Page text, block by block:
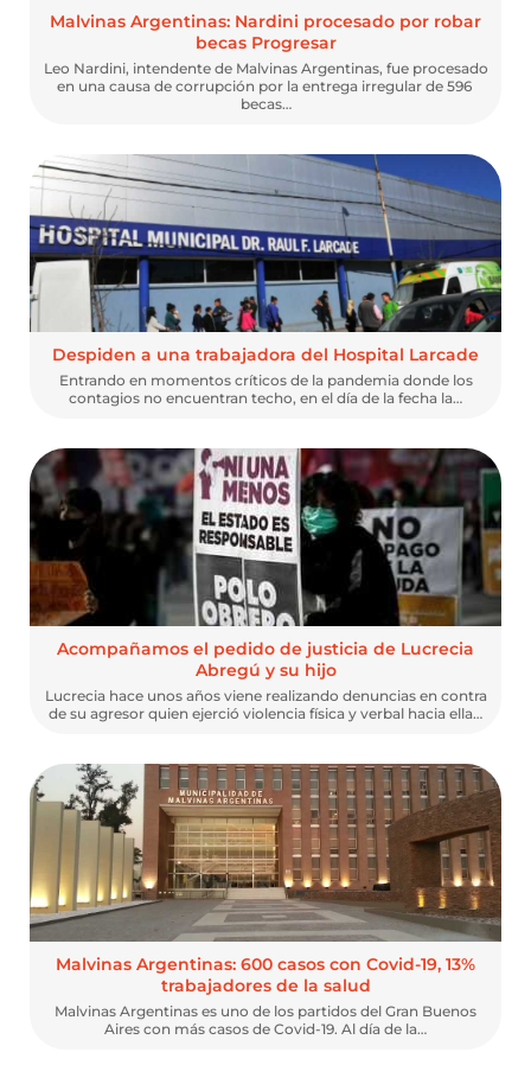
Malvinas Argentinas: Nardini procesado por robar
becas Progresar
Leo Nardini, intendente de Malvinas Argentinas, fue procesado
en una causa de corrupción por la entrega irregular de 596
becas…
Despiden a una trabajadora del Hospital Larcade
Entrando en momentos críticos de la pandemia donde los
contagios no encuentran techo, en el día de la fecha la…
Acompañamos el pedido de justicia de Lucrecia
Abregú y su hijo
Lucrecia hace unos años viene realizando denuncias en contra
de su agresor quien ejerció violencia física y verbal hacia ella…
Malvinas Argentinas: 600 casos con Covid-19, 13%
trabajadores de la salud
Malvinas Argentinas es uno de los partidos del Gran Buenos
Aires con más casos de Covid-19. Al día de la…